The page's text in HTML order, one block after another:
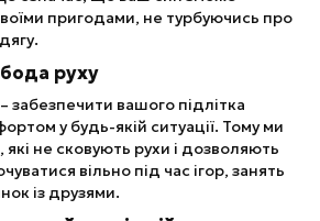
пригодами, не турбуючись про
руху
забезпечити вашого підлітка
у будь-якій ситуації. Тому ми
не сковують рухи і дозволяють
вільно під час ігор, занять
із друзями.